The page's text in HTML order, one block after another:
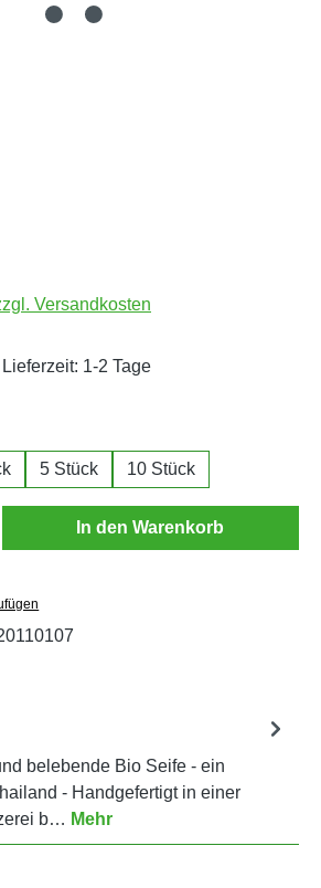
Versandkosten
1-2 Tage
5 Stück 10 Stück
Gib den gewünschten
In den Warenkorb
belebende Bio Seife - ein
- Handgefertigt in einer
b… Mehr